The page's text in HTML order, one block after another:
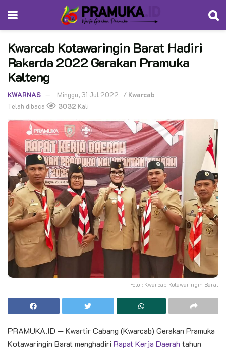
Kwarcab Kotawaringin Barat Hadiri
Rakerda 2022 Gerakan Pramuka
Kalteng
KWARNAS Minggu, 31 Jul 2022 / Kwarcab
Telah dibaca
3032 Kali
Foto : Kwarcab Kotawaringin Barat
PRAMUKA.ID — Kwartir Cabang (Kwarcab) Gerakan Pramuka
Kotawaringin Barat menghadiri Rapat Kerja Daerah tahun